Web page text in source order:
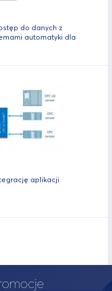
do danych z
automatyki dla
aplikacji